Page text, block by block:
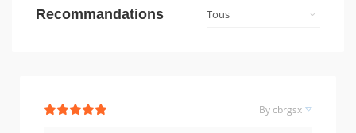
Recommandations
By cbrgsx